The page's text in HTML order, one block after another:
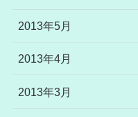
2013年5月
2013年4月
2013年3月